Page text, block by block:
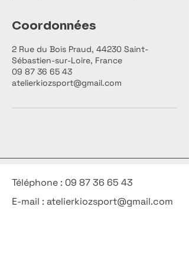
Coordonnées
2 Rue du Bois Praud, 44230 Saint-
Sébastien-sur-Loire, France
09 87 36 65 43
atelierkiozsport@gmail.com
Téléphone : 09 87 36 65 43
E-mail : atelierkiozsport@gmail.com